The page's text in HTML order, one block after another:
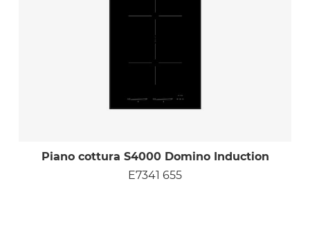
Piano cottura S4000 Domino Induction
E7341 655